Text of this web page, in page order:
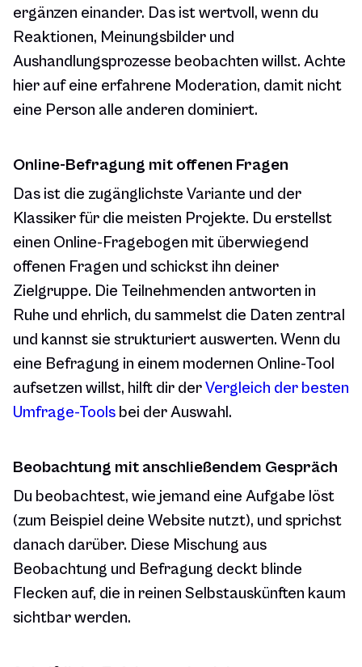
ergänzen einander. Das ist wertvoll, wenn du
Reaktionen, Meinungsbilder und
Aushandlungsprozesse beobachten willst. Achte
hier auf eine erfahrene Moderation, damit nicht
eine Person alle anderen dominiert.
Online-Befragung mit offenen Fragen
Das ist die zugänglichste Variante und der
Klassiker für die meisten Projekte. Du erstellst
einen Online-Fragebogen mit überwiegend
offenen Fragen und schickst ihn deiner
Zielgruppe. Die Teilnehmenden antworten in
Ruhe und ehrlich, du sammelst die Daten zentral
und kannst sie strukturiert auswerten. Wenn du
eine Befragung in einem modernen Online-Tool
aufsetzen willst, hilft dir derVergleich der besten
Umfrage-Tools bei der Auswahl.
Beobachtung mit anschließendem Gespräch
Du beobachtest, wie jemand eine Aufgabe löst
(zum Beispiel deine Website nutzt), und sprichst
danach darüber. Diese Mischung aus
Beobachtung und Befragung deckt blinde
Flecken auf, die in reinen Selbstauskünften kaum
sichtbar werden.